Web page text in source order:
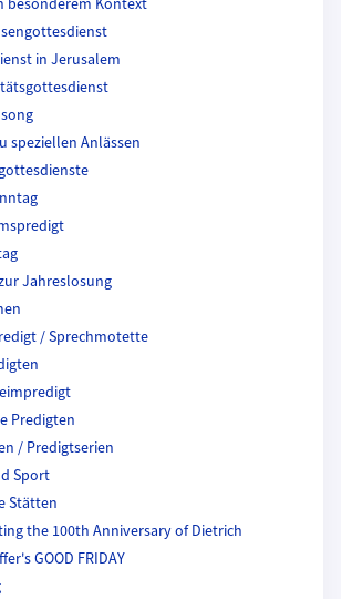
besonderem Kontext
in Jerusalem
speziellen Anlässen
Jahreslosung
/ Sprechmotette
Predigten
/ Predigtserien
Sport
Stätten
the 100th Anniversary of Dietrich
GOOD FRIDAY